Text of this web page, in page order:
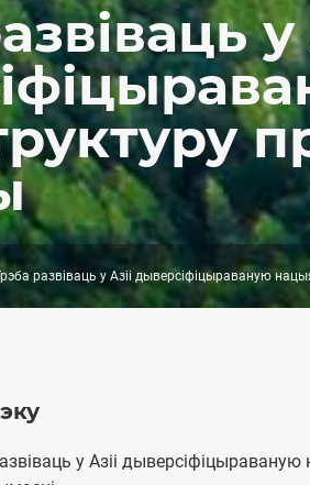
у
развіваць у Азіі дыверсіфіцыраваную
у Азіі